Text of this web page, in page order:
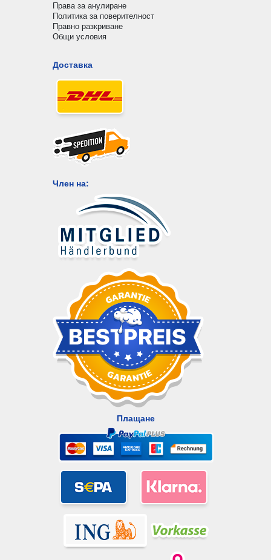
Права за анулиране
Политика за поверителност
Правно разкриване
Общи условия
Доставка
Член на:
Плащане